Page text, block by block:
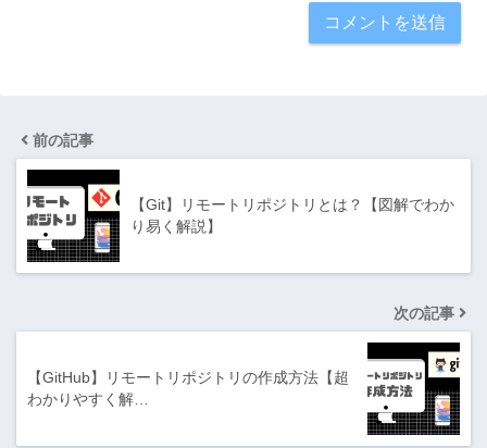
前の記事
【Git】リモートリポジトリとは？【図解でわか
り易く解説】
次の記事
【GitHub】リモートリポジトリの作成方法【超
わかりやすく解…